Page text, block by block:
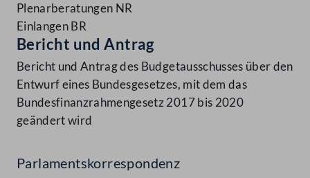
Plenarberatungen NR
Einlangen BR
Bericht und Antrag
Bericht und Antrag des Budgetausschusses über den
Entwurf eines Bundesgesetzes, mit dem das
Bundesfinanzrahmengesetz 2017 bis 2020
geändert wird
Parlamentskorrespondenz